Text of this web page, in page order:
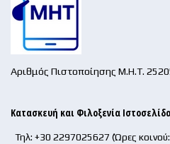
Αριθμός Πιστοποίησης Μ.Η.Τ.
Κατασκευή και Φιλοξενία
Τηλ: +30 2297025627 (Ώρες